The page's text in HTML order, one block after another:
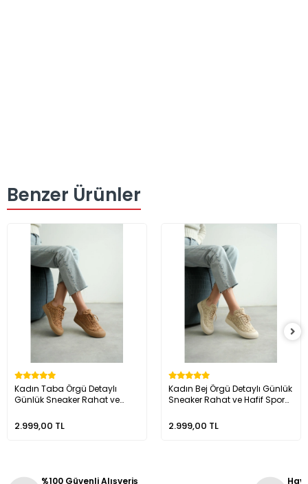
Benzer Ürünler
Kadın Taba Örgü Detaylı
Günlük Sneaker Rahat ve
TR01MY01D
2.999,00 TL
Kadın Bej Örgü Detaylı Günlük
Sneaker Rahat ve Hafif Spor
2.999,00 TL
%100 Güvenli Alışveriş